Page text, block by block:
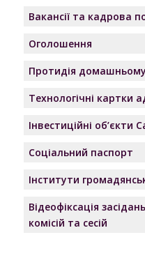
Вакансії та кадрова
Оголошення
Протидія
Технологічні картки
Інвестиційні об’єкти
Соціальний паспорт
Інститути
Відеофіксація
комісій та сесій